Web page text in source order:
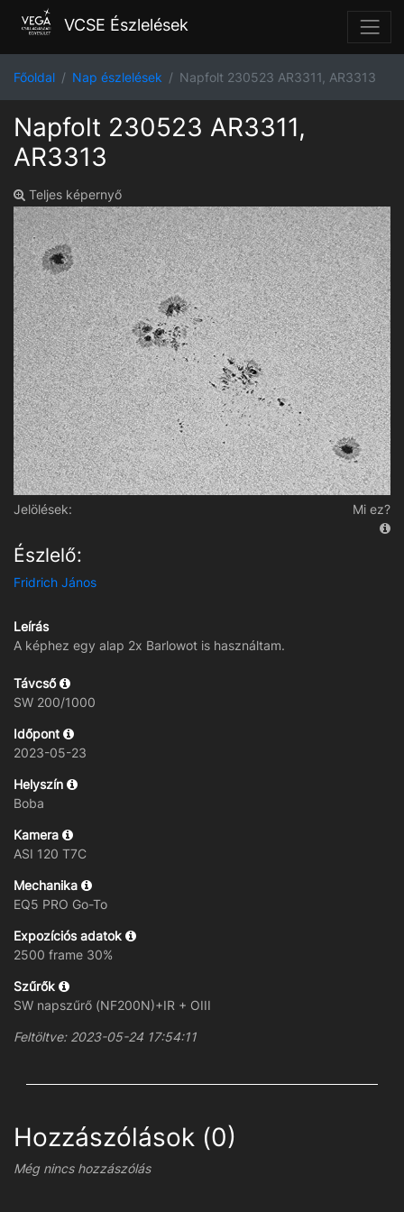
VCSE Észlelések
Főoldal Nap észlelések Napfolt 230523 AR3311, AR3313
Napfolt 230523 AR3311,
AR3313
Teljes képernyő
Jelölések: Mi ez?
Észlelő:
Fridrich János
Leírás
A képhez egy alap 2x Barlowot is használtam.
Távcső
SW 200/1000
Időpont
2023-05-23
Helyszín
Boba
Kamera
ASI 120 T7C
Mechanika
EQ5 PRO Go-To
Expozíciós adatok
2500 frame 30%
Szűrők
SW napszűrő (NF200N)+IR + OIII
Feltöltve: 2023-05-24 17:54:11
Hozzászólások (0)
Még nincs hozzászólás